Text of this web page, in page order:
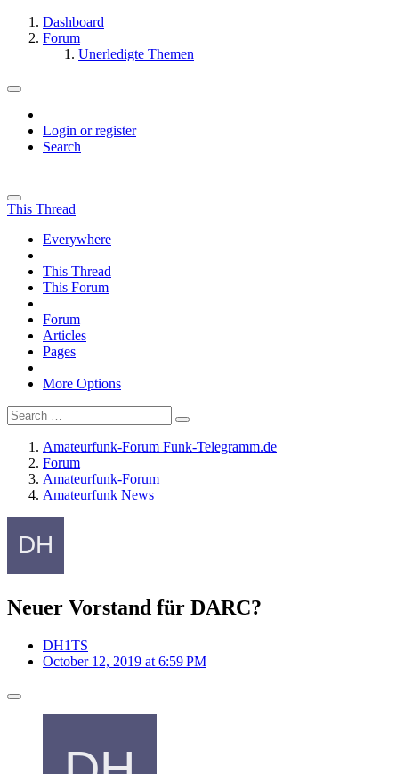
Dashboard
Forum
Unerledigte Themen
Login or register
Search
This Thread
Everywhere
This Thread
This Forum
Forum
Articles
Pages
More Options
Amateurfunk-Forum Funk-Telegramm.de
Forum
Amateurfunk-Forum
Amateurfunk News
Neuer Vorstand für DARC?
DH1TS
October 12, 2019 at 6:59 PM